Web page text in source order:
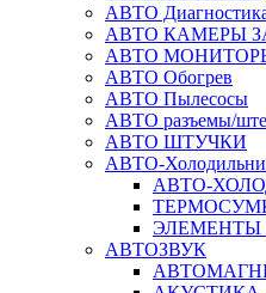
АВТО
АВТО КАМЕРЫ
АВТО
АВТО Обогрев
АВТО Пылесосы
АВТО разъемы/
АВТО ШТУЧКИ
АВТО-
АВТО-
ЭЛЕМЕНТЫ
АВТОЗВУК